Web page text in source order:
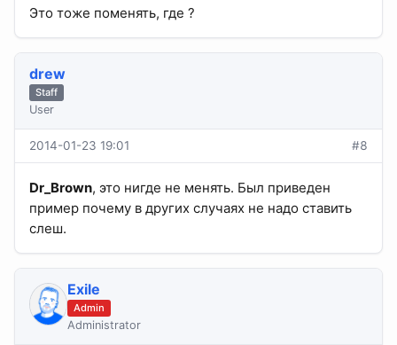
Это тоже поменять, где ?
drew
Staff
User
2014-01-23 19:01 #8
Dr_Brown, это нигде не менять. Был приведен
пример почему в других случаях не надо ставить
слеш.
Exile
Admin
Administrator